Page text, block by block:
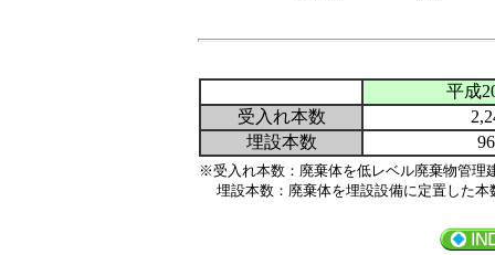
平成
受入れ本数
埋設本数
※受入れ本数：廃棄体を低レベル廃棄物管理
埋設本数：廃棄体を埋設設備に定置した本